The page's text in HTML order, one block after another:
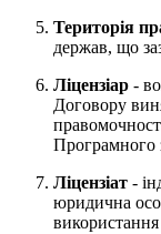
Територія
держав, що
Ліцензіар -
Договору
Програмного
Ліцензіат -
юридична